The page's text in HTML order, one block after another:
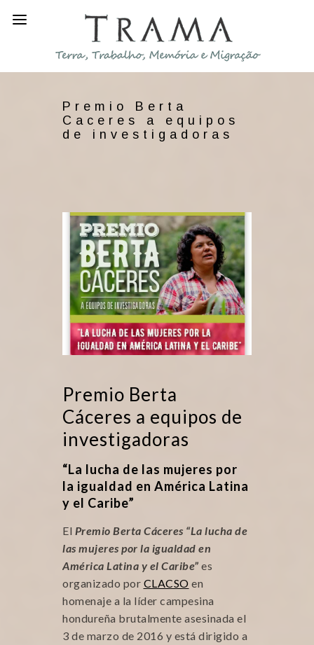
Premio Berta
Caceres a equipos
de investigadoras
Premio Berta
Cáceres a equipos de
investigadoras
“La lucha de las mujeres por
la igualdad en América Latina
y el Caribe”
El Premio Berta Cáceres “La lucha de
las mujeres por la igualdad en
América Latina y el Caribe” es
organizado por CLACSO en
homenaje a la líder campesina
hondureña brutalmente asesinada el
3 de marzo de 2016 y está dirigido a